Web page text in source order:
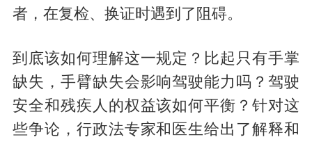
者，在复检、换证时遇到了阻碍。
到底该如何理解这一规定？比起只有手掌
缺失，手臂缺失会影响驾驶能力吗？驾驶
安全和残疾人的权益该如何平衡？针对这
些争论，行政法专家和医生给出了解释和